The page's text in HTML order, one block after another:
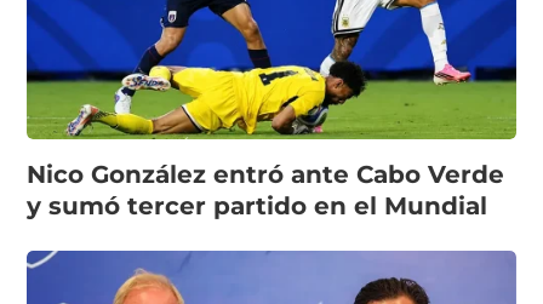
Nico González entró ante Cabo Verde
y sumó tercer partido en el Mundial